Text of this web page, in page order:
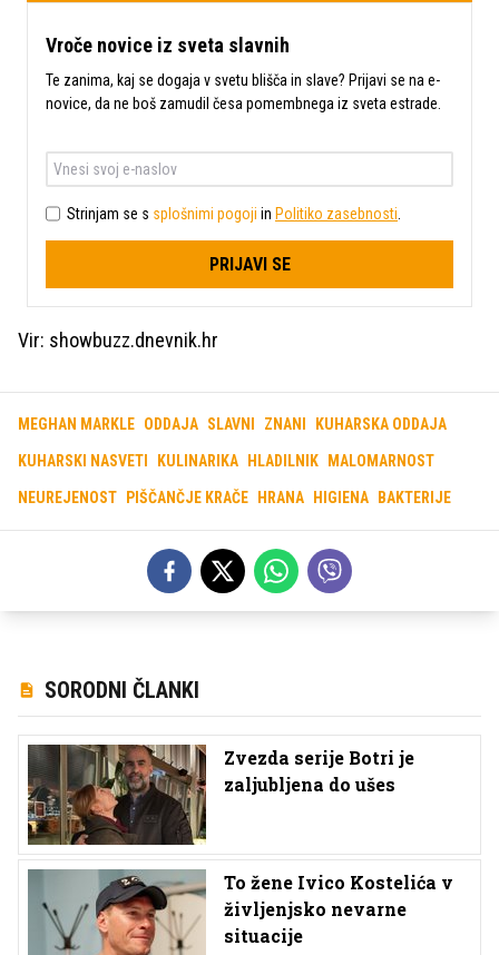
Vroče novice iz sveta slavnih
Te zanima, kaj se dogaja v svetu blišča in slave? Prijavi se na e-
novice, da ne boš zamudil česa pomembnega iz sveta estrade.
Strinjam se s splošnimi pogoji in Politiko zasebnosti
PRIJAVI SE
Vir: showbuzz.dnevnik.hr
MEGHAN MARKLE ODDAJA SLAVNI ZNANI KUHARSKA ODDAJA
KUHARSKI NASVETI KULINARIKA HLADILNIK MALOMARNOST
NEUREJENOST PIŠČANČJE KRAČE HRANA HIGIENA BAKTERIJE
SORODNI ČLANKI
Zvezda serije Botri je
zaljubljena do ušes
To žene Ivico Kostelića v
življenjsko nevarne
situacije